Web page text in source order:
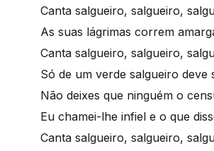
Canta salgueiro, salgueiro,
As suas lágrimas correm
Canta salgueiro, salgueiro,
Só de um verde salgueiro deve
Não deixes que ninguém o
Eu chamei-lhe infiel e o que
Canta salgueiro, salgueiro,